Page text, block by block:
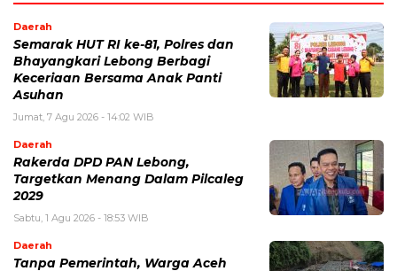
Daerah
Semarak HUT RI ke-81, Polres dan
Bhayangkari Lebong Berbagi
Keceriaan Bersama Anak Panti
Asuhan
Jumat, 7 Agu 2026 - 14:02 WIB
Daerah
Rakerda DPD PAN Lebong,
Targetkan Menang Dalam Pilcaleg
2029
Sabtu, 1 Agu 2026 - 18:53 WIB
Daerah
Tanpa Pemerintah, Warga Aceh